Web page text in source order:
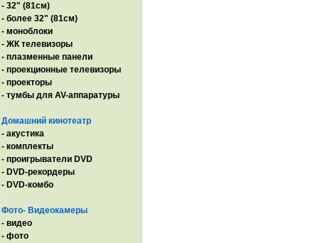
- 32" (81см)
- более 32" (81см)
- моноблоки
- ЖК телевизоры
- плазменные панели
- проекционные телевизоры
- проекторы
- тумбы для AV-аппаратуры
.
Домашний кинотеатр
- акустика
- комплекты
- проигрыватели DVD
- DVD-рекордеры
- DVD-комбо
.
Фото- Видеокамеры
- видео
- фото